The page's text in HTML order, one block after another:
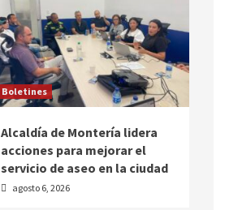
Boletines
Alcaldía de Montería lidera
acciones para mejorar el
servicio de aseo en la ciudad
agosto 6, 2026